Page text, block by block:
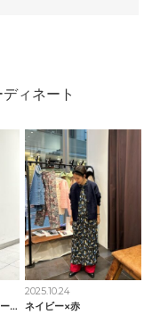
ィネート
素材感を楽しむワントーンコーデ
2025.10.24
ネイビー×赤